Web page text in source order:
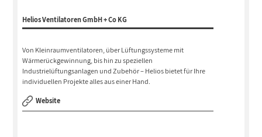
Helios Ventilatoren GmbH + Co KG
Von Kleinraumventilatoren, über Lüftungssysteme mit
Wärmerückgewinnung, bis hin zu speziellen
Industrielüftungsanlagen und Zubehör – Helios bietet für Ihre
individuellen Projekte alles aus einer Hand.
Website